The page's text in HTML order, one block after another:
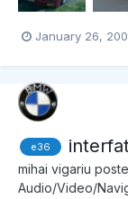
January 26,
e36
mihai vigariu
Audio/Video/